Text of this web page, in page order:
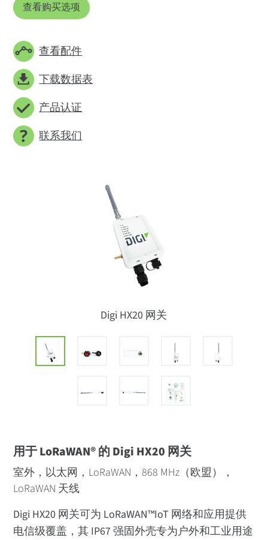
Digi HX20 网关
查看购买选项
查看配件
下载数据表
产品认证
联系我们
用于 LoRaWAN® 的 Digi HX20 网关
室外，以太网，LoRaWAN，868 MHz（欧盟），
LoRaWAN 天线
Digi HX20 网关可为 LoRaWAN™IoT 网络和应用提供
电信级覆盖，其 IP67 强固外壳专为户外和工业用途